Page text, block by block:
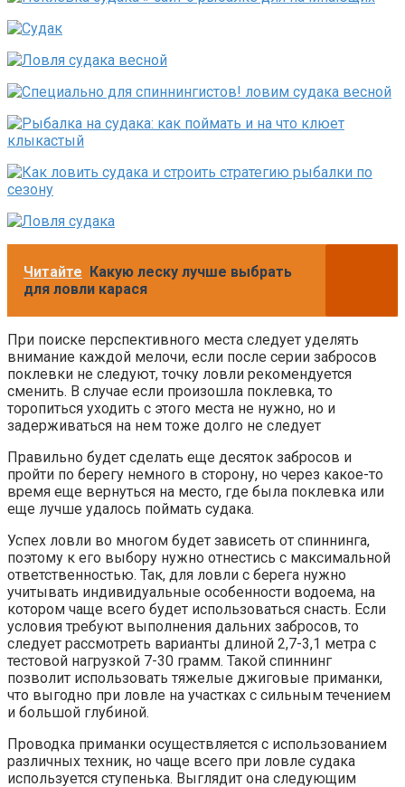
Читайте Какую леску лучше выбрать
для ловли карася
При поиске перспективного места следует уделять
внимание каждой мелочи, если после серии забросов
поклевки не следуют, точку ловли рекомендуется
сменить. В случае если произошла поклевка, то
торопиться уходить с этого места не нужно, но и
задерживаться на нем тоже долго не следует
Правильно будет сделать еще десяток забросов и
пройти по берегу немного в сторону, но через какое-то
время еще вернуться на место, где была поклевка или
еще лучше удалось поймать судака.
Успех ловли во многом будет зависеть от спиннинга,
поэтому к его выбору нужно отнестись с максимальной
ответственностью. Так, для ловли с берега нужно
учитывать индивидуальные особенности водоема, на
котором чаще всего будет использоваться снасть. Если
условия требуют выполнения дальних забросов, то
следует рассмотреть варианты длиной 2,7-3,1 метра с
тестовой нагрузкой 7-30 грамм. Такой спиннинг
позволит использовать тяжелые джиговые приманки,
что выгодно при ловле на участках с сильным течением
и большой глубиной.
Проводка приманки осуществляется с использованием
различных техник, но чаще всего при ловле судака
используется ступенька. Выглядит она следующим